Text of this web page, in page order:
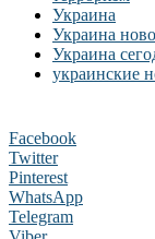
Украина
Украина
Украина
украинские
Facebook
Twitter
Pinterest
WhatsApp
Telegram